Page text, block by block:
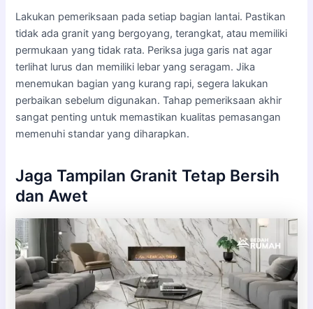
Lakukan pemeriksaan pada setiap bagian lantai. Pastikan
tidak ada granit yang bergoyang, terangkat, atau memiliki
permukaan yang tidak rata. Periksa juga garis nat agar
terlihat lurus dan memiliki lebar yang seragam. Jika
menemukan bagian yang kurang rapi, segera lakukan
perbaikan sebelum digunakan. Tahap pemeriksaan akhir
sangat penting untuk memastikan kualitas pemasangan
memenuhi standar yang diharapkan.
Jaga Tampilan Granit Tetap Bersih
dan Awet